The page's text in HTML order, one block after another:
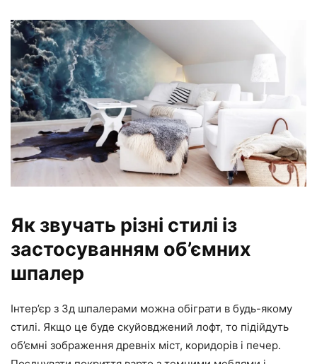
Як звучать різні стилі із
застосуванням об’ємних
шпалер
Інтер’єр з 3д шпалерами можна обіграти в будь-якому
стилі. Якщо це буде скуйовджений лофт, то підійдуть
об’ємні зображення древніх міст, коридорів і печер.